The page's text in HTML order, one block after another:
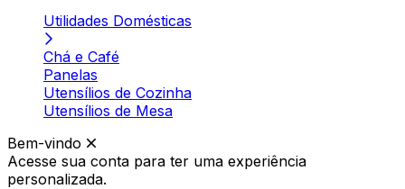
Utilidades Domésticas
Chá e Café
Panelas
Utensílios de Cozinha
Utensílios de Mesa
Bem-vindo
Acesse sua conta para ter uma experiência
personalizada.